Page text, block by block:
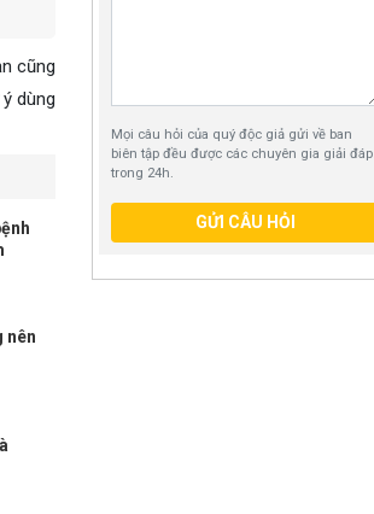
cũng
dùng
nên
Mọi câu hỏi của quý độc giả gửi về ban
biên tập đều được các chuyên gia giải đáp
trong 24h.
GỬI CÂU HỎI